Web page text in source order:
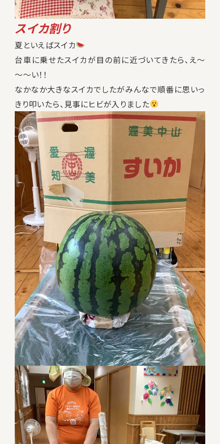
スイカ割り
夏といえばスイカ
台車に乗せたスイカが目の前に近づいてきたら、え～
～～い！！
なかなか大きなスイカでしたがみんなで順番に思いっ
きり叩いたら、見事にヒビが入りました